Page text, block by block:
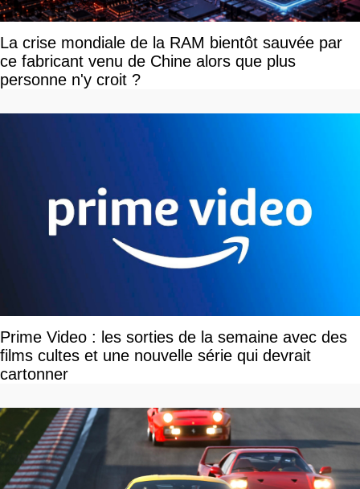
La crise mondiale de la RAM bientôt sauvée par
ce fabricant venu de Chine alors que plus
personne n'y croit ?
Prime Video : les sorties de la semaine avec des
films cultes et une nouvelle série qui devrait
cartonner